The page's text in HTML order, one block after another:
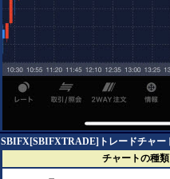
SBIFX[SBIFXTRADE]トレードチャー
チャートの種類